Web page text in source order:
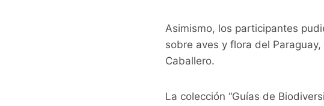
Asimismo, los participantes
sobre aves y flora del
Caballero.
La colección “Guías de